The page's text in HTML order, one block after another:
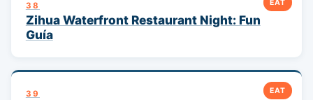
EAT
38
Zihua Waterfront Restaurant Night: Fun
Guía
EAT
39